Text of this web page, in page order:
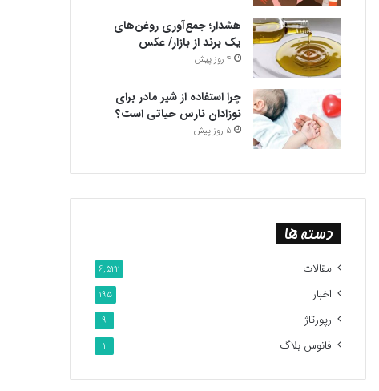
هشدار؛ جمع‌آوری روغن‌های
یک برند از بازار/ عکس
4 روز پیش
چرا استفاده از شیر مادر برای
نوزادان نارس حیاتی است؟
5 روز پیش
دسته ها
مقالات 6,522
اخبار 195
رپورتاژ 9
فانوس بلاگ 1